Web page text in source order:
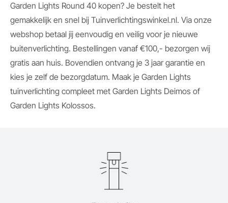
Garden Lights Round 40 kopen? Je bestelt het
gemakkelijk en snel bij Tuinverlichtingswinkel.nl. Via onze
webshop betaal jij eenvoudig en veilig voor je nieuwe
buitenverlichting. Bestellingen vanaf €100,- bezorgen wij
gratis aan huis. Bovendien ontvang je 3 jaar garantie en
kies je zelf de bezorgdatum. Maak je Garden Lights
tuinverlichting compleet met Garden Lights Deimos of
Garden Lights Kolossos.